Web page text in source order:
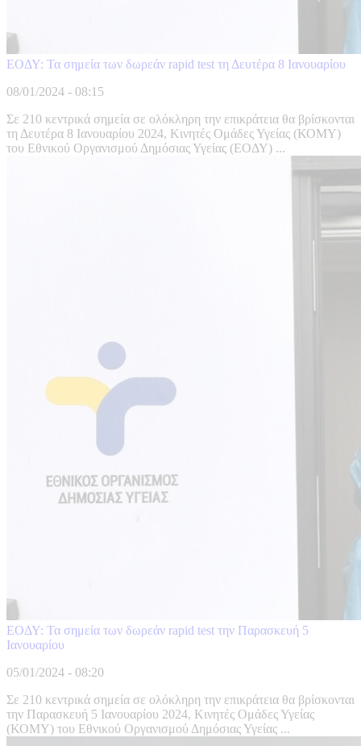
ΕΟΔΥ: Τα σημεία των δωρεάν rapid test τη Δευτέρα 8 Ιανουαρίου
08/01/2024 - 08:15
Σε 210 κεντρικά σημεία σε ολόκληρη την επικράτεια θα βρίσκονται
τη Δευτέρα 8 Ιανουαρίου 2024, Κινητές Ομάδες Υγείας (ΚΟΜΥ)
του Εθνικού Οργανισμού Δημόσιας Υγείας (ΕΟΔΥ) ...
ΕΟΔΥ: Τα σημεία των δωρεάν rapid test την Παρασκευή 5
Ιανουαρίου
05/01/2024 - 08:20
Σε 210 κεντρικά σημεία σε ολόκληρη την επικράτεια θα βρίσκονται
την Παρασκευή 5 Ιανουαρίου 2024, Κινητές Ομάδες Υγείας
(ΚΟΜΥ) του Εθνικού Οργανισμού Δημόσιας Υγείας ...